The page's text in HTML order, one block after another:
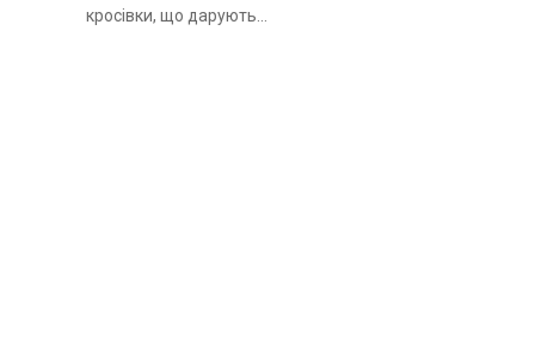
кросівки, що дарують…